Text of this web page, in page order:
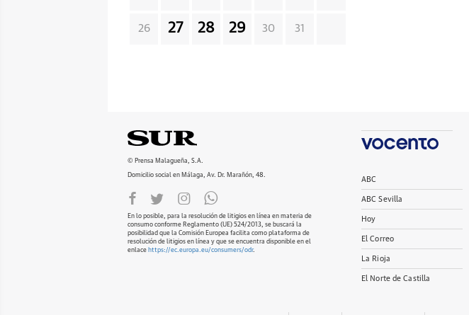
26 27 28 29 30 31
© Prensa Malagueña, S.A.
Domicilio social en Málaga, Av. Dr. Marañón, 48.
En lo posible, para la resolución de litigios en línea en materia de
consumo conforme Reglamento (UE) 524/2013, se buscará la
posibilidad que la Comisión Europea facilita como plataforma de
resolución de litigios en línea y que se encuentra disponible en el
enlace https://ec.europa.eu/consumers/odr.
ABC
ABC Sevilla
Hoy
El Correo
La Rioja
El Norte de Castilla